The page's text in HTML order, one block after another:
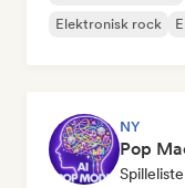
Elektronisk rock
NY